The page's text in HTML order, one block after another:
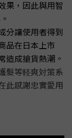
果，因此與用智
分讓使用者得到
品在日本上市
造成搶貨熱潮。
髮等軽爽対策系
此感謝忠實愛用